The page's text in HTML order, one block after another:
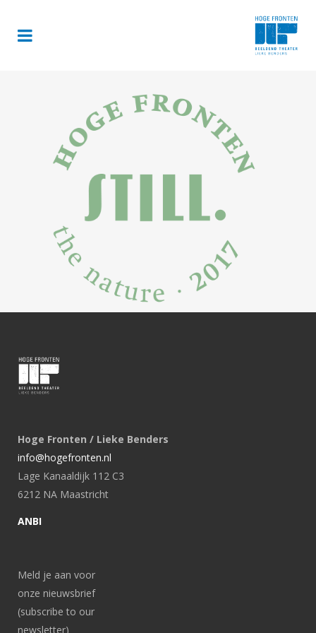
Hoge Fronten / Lieke Benders
info@hogefronten.nl
Lage Kanaaldijk 112 C3
6212 NA Maastricht
ANBI
Meld je aan voor
onze nieuwsbrief
(subscribe to our
newsletter)